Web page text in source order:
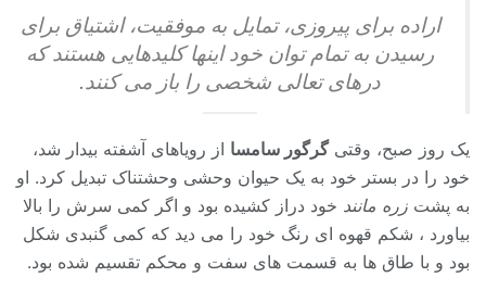
اراده برای پیروزی، تمایل به موفقیت، اشتیاق برای
رسیدن به تمام توان خود اینها کلیدهایی هستند که
درهای تعالی شخصی را باز می کنند.
یک روز صبح، وقتیگرگور سامسا از رویاهای آشفته بیدار شد،
خود را در بستر خود به یک حیوان وحشی وحشتناک تبدیل کرد. او
به پشت زره مانند خود دراز کشیده بود و اگر کمی سرش را بالا
بیاورد ، شکم قهوه ای رنگ خود را می دید که کمی گنبدی شکل
بود و با طاق ها به قسمت های سفت و محکم تقسیم شده بود.